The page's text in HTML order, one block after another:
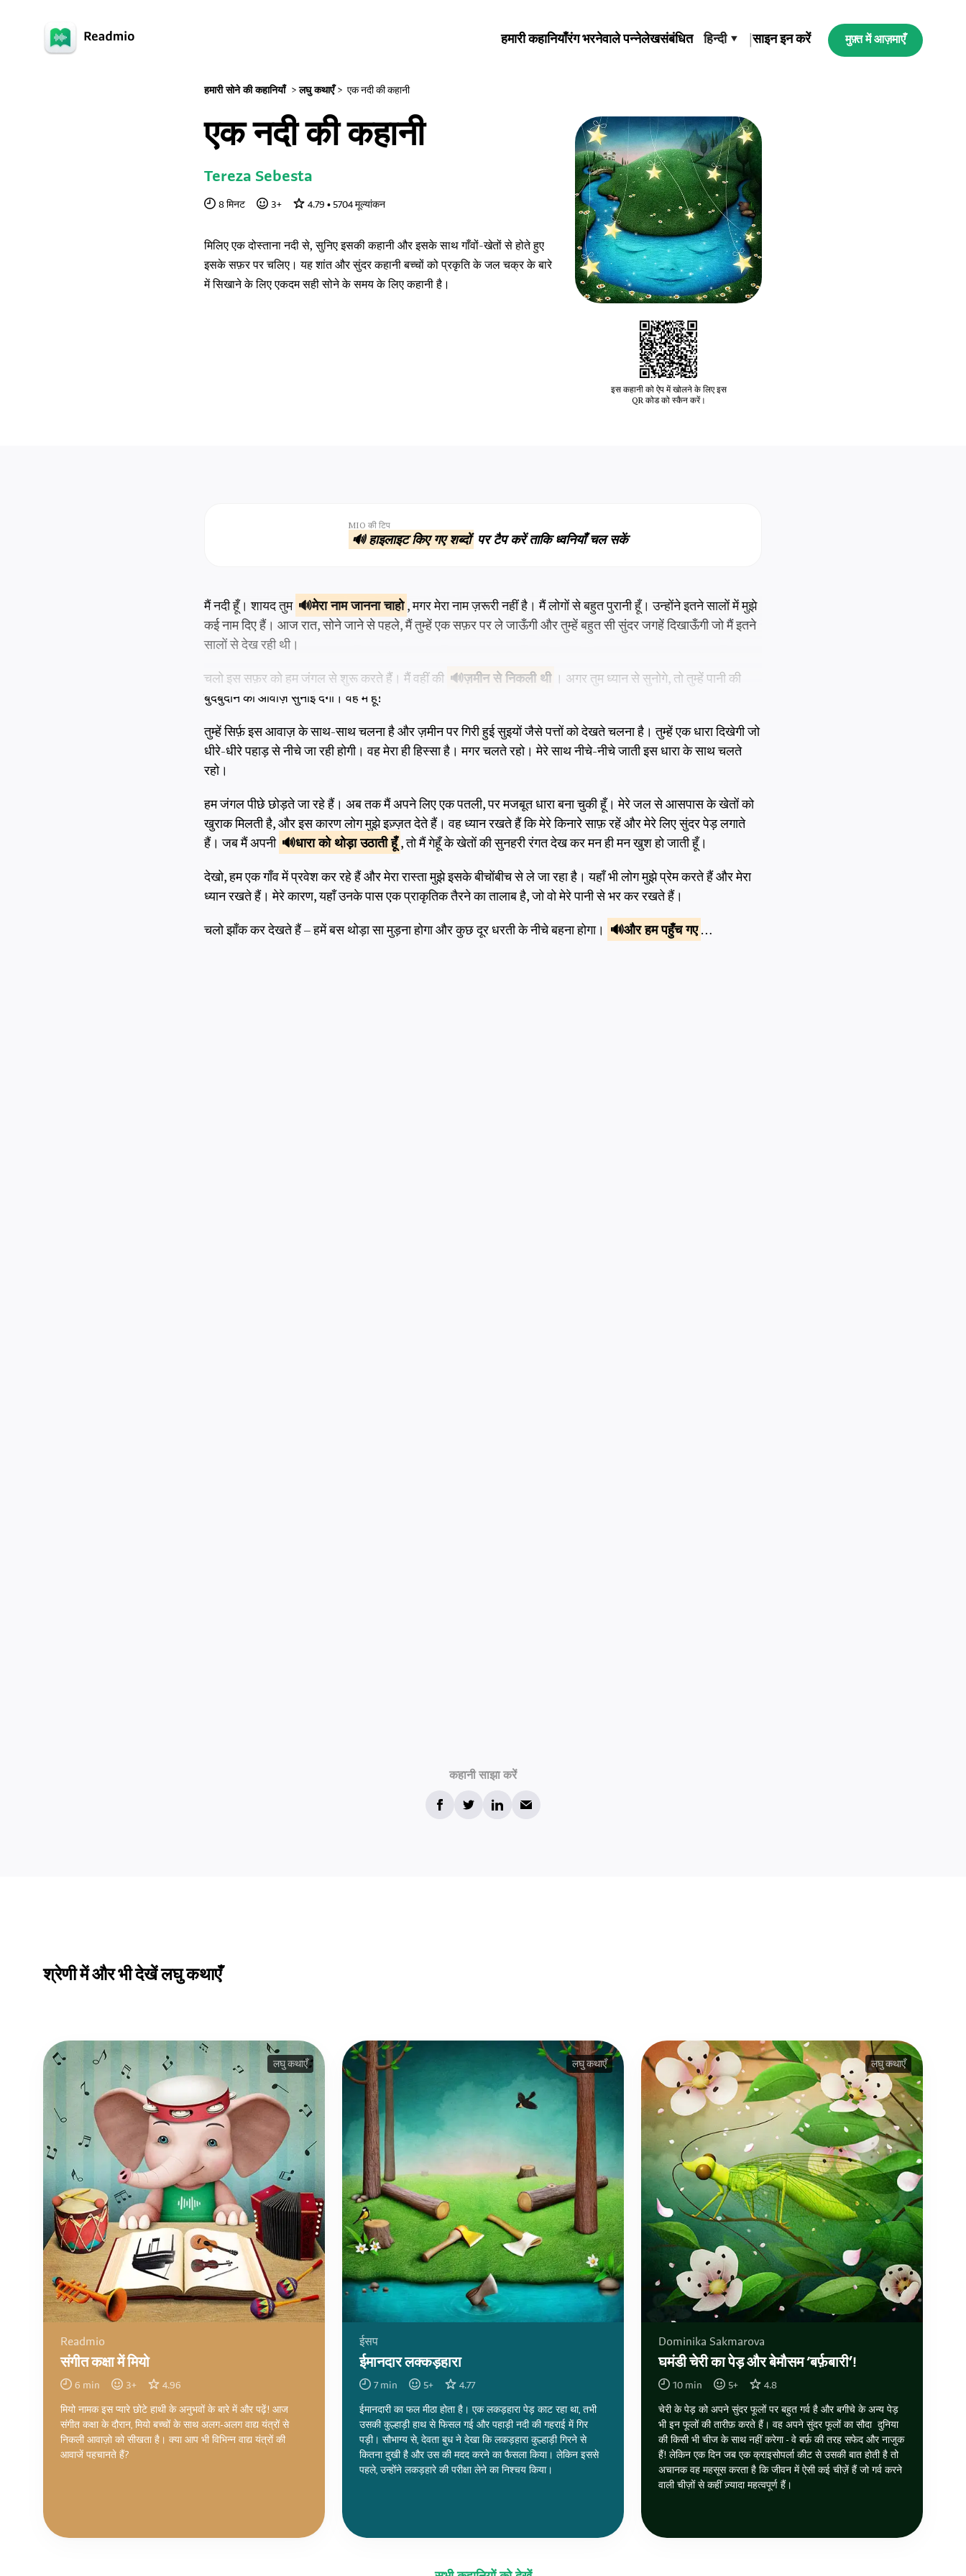
हमारी कहानियाँरंग भरनेवाले पन्नेलेखसंबंधित हिन्दी ▾ |साइन इन करें मुफ़्त में आज़माएँ
हमारी सोने की कहानियाँ > लघु कथाएँ > एक नदी की कहानी
एक नदी की कहानी
Tereza Sebesta
8 मिनट 3+ 4.79 • 5704मूल्यांकन
मिलिए एक दोस्ताना नदी से, सुनिए इसकी कहानी और इसके साथ गाँवों-खेतों से होते हुए
इसके सफ़र पर चलिए। यह शांत और सुंदर कहानी बच्चों को प्रकृति के जल चक्र के बारे
में सिखाने के लिए एकदम सही सोने के समय के लिए कहानी है।
इस कहानी को ऐप में खोलने के लिए इस
QR कोड को स्कैन करें।
MIO की टिप
🔊 हाइलाइट किए गए शब्दोंपर टैप करें ताकि ध्वनियाँ चल सकें
मैं नदी हूँ। शायद तुम मेरा नामजानना चाहो , मगर मेरा नाम ज़रूरी नहीं है। मैं लोगों से बहुत पुरानी हूँ। उन्होंने इतने सालों में मुझे
कई नाम दिए हैं। आज रात, सोने जाने से पहले, मैं तुम्हें एक सफ़र पर ले जाऊँगी और तुम्हें बहुत सी सुंदर जगहें दिखाऊँगी जो मैं इतने
सालों से देख रही थी।
चलो इस सफ़र को हम जंगल से शुरू करते हैं। मैं वहीं की
ज़मीन सेनिकली थी । अगर तुम ध्यान से सुनोगे, तो तुम्हें पानी की
बुदबुदाने की आवाज़ सुनाई देगी। वह मैं हूँ!
तुम्हें सिर्फ़ इस आवाज़ के साथ-साथ चलना है और ज़मीन पर गिरी हुई सुइयों जैसे पत्तों को देखते चलना है। तुम्हें एक धारा दिखेगी जो
धीरे-धीरे पहाड़ से नीचे जा रही होगी। वह मेरा ही हिस्सा है। मगर चलते रहो। मेरे साथ नीचे-नीचे जाती इस धारा के साथ चलते
रहो।
हम जंगल पीछे छोड़ते जा रहे हैं। अब तक मैं अपने लिए एक पतली, पर मजबूत धारा बना चुकी हूँ। मेरे जल से आसपास के खेतों को
खुराक मिलती है, और इस कारण लोग मुझे इज़्ज़त देते हैं। वह ध्यान रखते हैं कि मेरे किनारे साफ़ रहें और मेरे लिए सुंदर पेड़ लगाते
हैं। जब मैं अपनी
धारा कोथोड़ा उठाती हूँ , तो मैं गेहूँ के खेतों की सुनहरी रंगत देख कर मन ही मन खुश हो जाती हूँ।
देखो, हम एक गाँव में प्रवेश कर रहे हैं और मेरा रास्ता मुझे इसके बीचोंबीच से ले जा रहा है। यहाँ भी लोग मुझे प्रेम करते हैं और मेरा
ध्यान रखते हैं। मेरे कारण, यहाँ उनके पास एक प्राकृतिक तैरने का तालाब है, जो वो मेरे पानी से भर कर रखते हैं।
चलो झाँक कर देखते हैं – हमें बस थोड़ा सा मुड़ना होगा और कुछ दूर धरती के नीचे बहना होगा।
और हमपहुँच गए …
कहानी साझा करें
श्रेणी में और भी देखें लघु कथाएँ
लघु कथाएँ
Readmio
संगीत कक्षा में मियो
6 min 3+ 4.96
मियो नामक इस प्यारे छोटे हाथी के अनुभवों के बारे में और पढ़ें! आज
संगीत कक्षा के दौरान, मियो बच्चों के साथ अलग-अलग वाद्य यंत्रों से
निकली आवाज़ो को सीखता है। क्या आप भी विभिन्न वाद्य यंत्रों की
आवाजें पहचानते हैं?
लघु कथाएँ
ईसप
ईमानदार लक्कड़हारा
7min 5+ 4.77
ईमानदारी का फल मीठा होता है। एक लकड़हारा पेड़ काट रहा था, तभी
उसकी कुल्हाड़ी हाथ से फिसल गई और पहाड़ी नदी की गहराई में गिर
पड़ी। सौभाग्य से, देवता बुध ने देखा कि लकड़हारा कुल्हाड़ी गिरने से
कितना दुखी है और उस की मदद करने का फैसला किया। लेकिन इससे
पहले, उन्होंने लकड़हारे की परीक्षा लेने का निश्चय किया।
लघु कथाएँ
Dominika Sakmarova
घमंडी चेरी का पेड़ और बेमौसम ‘बर्फ़बारी’!
10 min 5+ 4.8
चेरी के पेड़ को अपने सुंदर फूलों पर बहुत गर्व है और बगीचे के अन्य पेड़
भी इन फूलों की तारीफ़ करते हैं। वह अपने सुंदर फूलों का सौदा दुनिया
की किसी भी चीज के साथ नहीं करेगा - वे बर्फ़ की तरह सफेद और नाजुक
हैं! लेकिन एक दिन जब एक क्राइसोपर्ला कीट से उसकी बात होती है तो
अचानक वह महसूस करता है कि जीवन में ऐसी कई चीज़ें हैं जो गर्व करने
वाली चीज़ों से कहीं ज़्यादा महत्वपूर्ण हैं।